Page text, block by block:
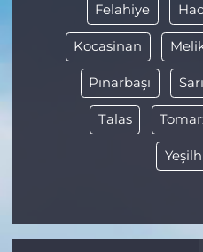
Felahiye
Kocasinan
Pınarbaşı
Talas